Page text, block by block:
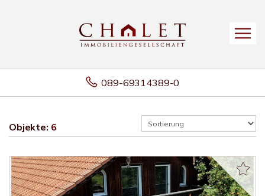
089-69314389-0
Objekte: 6